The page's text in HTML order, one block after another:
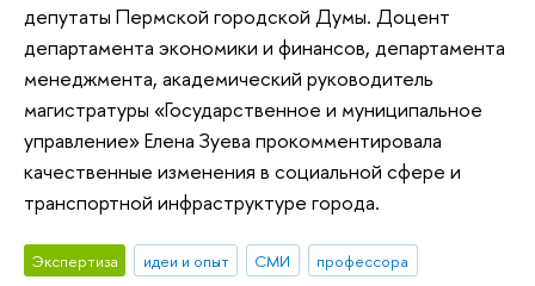
депутаты Пермской городской Думы. Доцент
департамента экономики и финансов, департамента
менеджмента, академический руководитель
магистратуры «Государственное и муниципальное
управление» Елена Зуева прокомментировала
качественные изменения в социальной сфере и
транспортной инфраструктуре города.
Экспертиза идеи и опыт СМИ профессора